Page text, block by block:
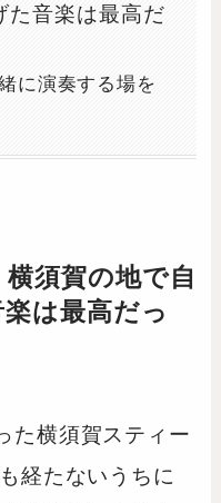
た音楽は最高だ
に演奏する場を
須賀の地で自
は最高だっ
た横須賀スティー
経たないうちに